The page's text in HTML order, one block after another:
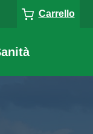
Carrello